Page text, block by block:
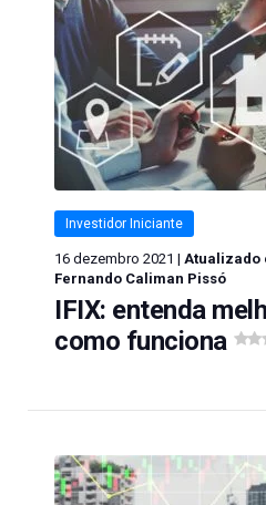
Investidor Iniciante
16 dezembro 2021 | Atualizado
Fernando Caliman Pissó
IFIX: entenda
como funciona